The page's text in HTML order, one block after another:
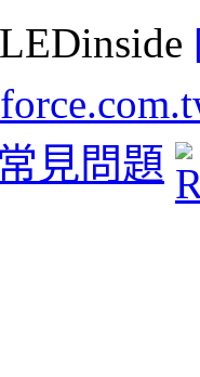
常見問題